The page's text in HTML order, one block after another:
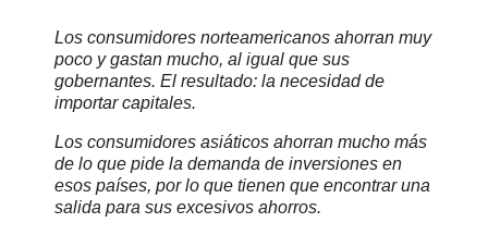
Los consumidores norteamericanos ahorran muy
poco y gastan mucho, al igual que sus
gobernantes. El resultado: la necesidad de
importar capitales.
Los consumidores asiáticos ahorran mucho más
de lo que pide la demanda de inversiones en
esos países, por lo que tienen que encontrar una
salida para sus excesivos ahorros.